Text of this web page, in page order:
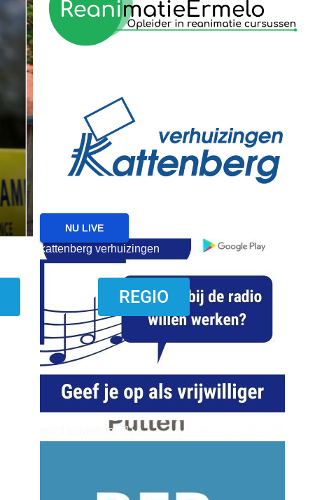
NIEUWS NIEUWS ERMELO
Brand gemeld bij
Ermelo
reanimatie ermelo
kattenberg verhuizingen
word vrijwilliger (1)
NU LIVE
REGIO